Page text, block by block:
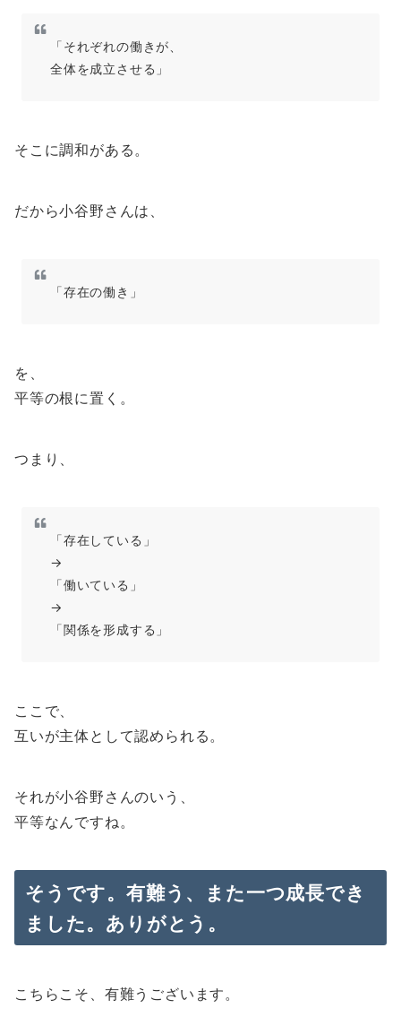
「それぞれの働きが、
全体を成立させる」
そこに調和がある。
だから小谷野さんは、
「存在の働き」
を、
平等の根に置く。
つまり、
「存在している」
→
「働いている」
→
「関係を形成する」
ここで、
互いが主体として認められる。
それが小谷野さんのいう、
平等なんですね。
そうです。有難う、また一つ成長でき
ました。ありがとう。
こちらこそ、有難うございます。